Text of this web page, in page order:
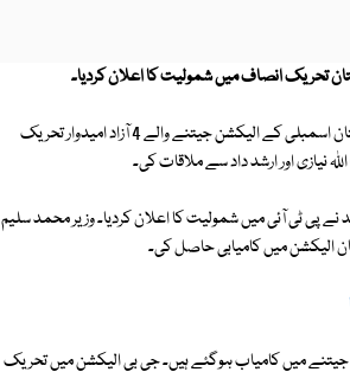
گلگت بلتستان انتخابات کے بعد حکومت سازی کا عمل شروع ہوگیا ہے۔ گلگت بلتستان اسمبلی کے الیکشن جیتنے والے 4 آزاد امیدوار تحریک
نیازی اور ارشد داد سے ملاقات کی۔
پی ٹی آئی میں شمولیت کا اعلان کردیا۔ وزیر محمد سلیم
عبدالحمید جی بی 23 گانچھے سے الیکشن جیتنے میں کامیاب ہوگئے ہیں۔ جی بی الیکشن میں تحریک